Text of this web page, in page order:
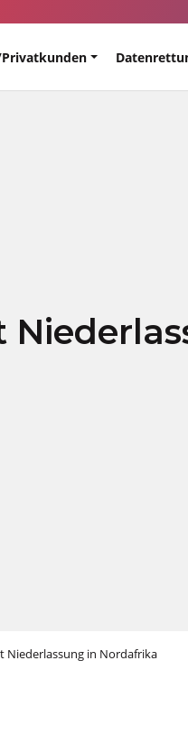
in Nordafrika